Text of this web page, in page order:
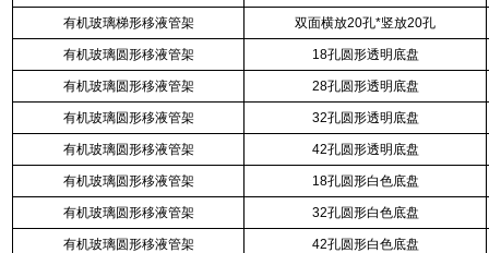
有机玻璃梯形移液管架 双面横放20孔*竖放20孔
有机玻璃圆形移液管架 18孔圆形透明底盘
有机玻璃圆形移液管架 28孔圆形透明底盘
有机玻璃圆形移液管架 32孔圆形透明底盘
有机玻璃圆形移液管架 42孔圆形透明底盘
有机玻璃圆形移液管架 18孔圆形白色底盘
有机玻璃圆形移液管架 32孔圆形白色底盘
有机玻璃圆形移液管架 42孔圆形白色底盘